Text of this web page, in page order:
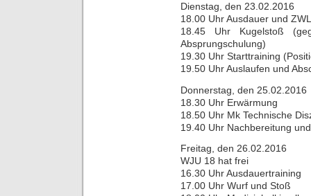
Dienstag, den 23.02.2016
18.00 Uhr Ausdauer und ZWL
18.45 Uhr Kugelstoß
Absprungschulung)
19.30 Uhr Starttraining
19.50 Uhr Auslaufen und
Donnerstag, den 25.02.2016
18.30 Uhr Erwärmung
18.50 Uhr Mk Technische
19.40 Uhr Nachbereitung
Freitag, den 26.02.2016
WJU 18 hat frei
16.30 Uhr Ausdauertraining
17.00 Uhr Wurf und Stoß